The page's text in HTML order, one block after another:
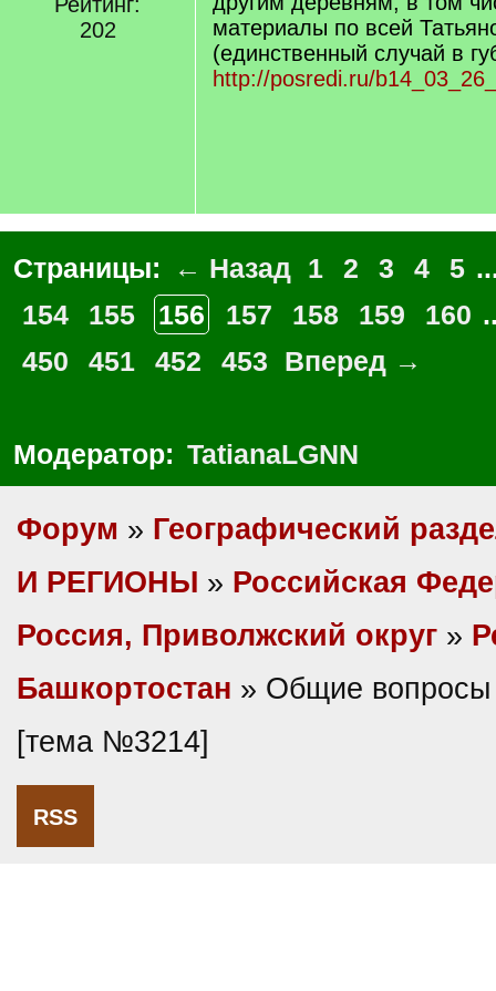
202
материалы по всей
(единственный случай в
http://posredi.ru/
Страницы: ← Назад 1 2 3 4 5
154
155 156 157 158 159 160
450
451 452 453 Вперед →
Модератор: TatianaLGNN
Форум » Географический
И РЕГИОНЫ » Российская
Россия, Приволжский округ »
Башкортостан » Общие вопросы
[тема №3214]
RSS